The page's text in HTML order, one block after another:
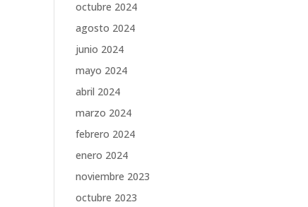
octubre 2024
agosto 2024
junio 2024
mayo 2024
abril 2024
marzo 2024
febrero 2024
enero 2024
noviembre 2023
octubre 2023